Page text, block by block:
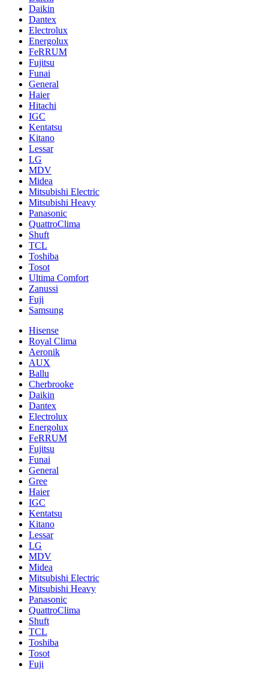
Daikin
Dantex
Electrolux
Energolux
FeRRUM
Fujitsu
Funai
General
Haier
Hitachi
IGC
Kentatsu
Kitano
Lessar
LG
MDV
Midea
Mitsubishi Electric
Mitsubishi Heavy
Panasonic
QuattroClima
Shuft
TCL
Toshiba
Tosot
Ultima Comfort
Zanussi
Fuji
Samsung
Hisense
Royal Clima
Aeronik
AUX
Ballu
Cherbrooke
Daikin
Dantex
Electrolux
Energolux
FeRRUM
Fujitsu
Funai
General
Gree
Haier
IGC
Kentatsu
Kitano
Lessar
LG
MDV
Midea
Mitsubishi Electric
Mitsubishi Heavy
Panasonic
QuattroClima
Shuft
TCL
Toshiba
Tosot
Fuji